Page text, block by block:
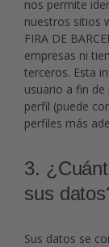
nos permite
nuestros sitios
FIRA DE
empresas ni
terceros. Esta
usuario a fin
perfil (puede
perfiles más
3.
sus
Sus datos se